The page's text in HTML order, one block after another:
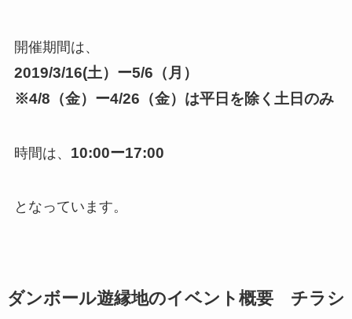
開催期間は、
2019/3/16(土）ー5/6（月）
※4/8（金）ー4/26（金）は平日を除く土日のみ
時間は、 10:00ー17:00
となっています。
ダンボール遊縁地のイベント概要 チラシ